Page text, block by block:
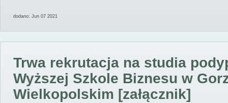
dodano: Jun 07 2021
Trwa rekrutacja na studia
Wyższej Szkole Biznesu w
Wielkopolskim [załącznik]